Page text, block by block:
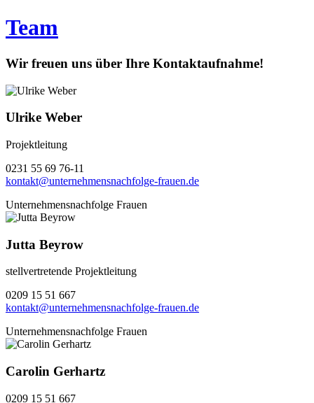
Team
Wir freuen uns über Ihre Kontaktaufnahme!
Ulrike Weber
Projektleitung
0231 55 69 76-11
kontakt@unternehmensnachfolge-frauen.de
Unternehmensnachfolge Frauen
Jutta Beyrow
stellvertretende Projektleitung
0209 15 51 667
kontakt@unternehmensnachfolge-frauen.de
Unternehmensnachfolge Frauen
Carolin Gerhartz
0209 15 51 667